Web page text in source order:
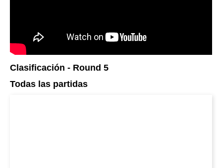
Clasificación - Round 5
Todas las partidas